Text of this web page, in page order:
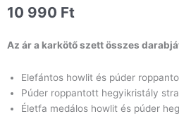
10 990 Ft
Az ár a karkötő szett összes
Elefántos howlit és púder
Púder roppantott hegyikristály
Életfa medálos howlit és púder